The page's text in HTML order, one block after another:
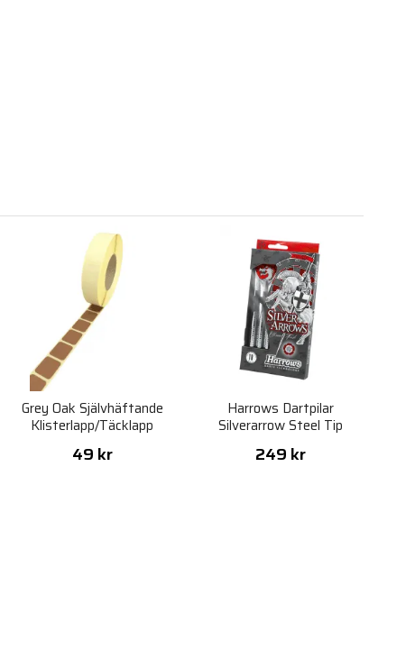
Grey Oak Självhäftande
Klisterlapp/Täcklapp
17x17mm
49 kr
Harrows Dartpilar
Silverarrow Steel Tip
249 kr